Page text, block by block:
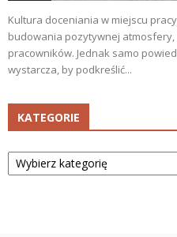
Kultura doceniania w miejscu
budowania pozytywnej
pracowników. Jednak samo
wystarcza, by podkreślić...
KATEGORIE
Kategorie